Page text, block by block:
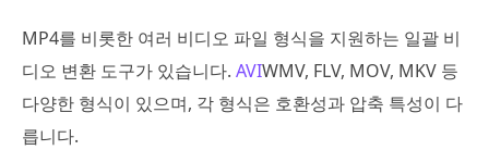
MP4를 비롯한 여러 비디오 파일 형식을 지원하는 일괄 비
디오 변환 도구가 있습니다. AVIWMV, FLV, MOV, MKV 등
다양한 형식이 있으며, 각 형식은 호환성과 압축 특성이 다
릅니다.